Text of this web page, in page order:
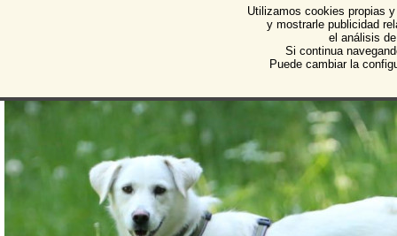
Protectora de Animales
Asociación Protectora de Animales y Plantas de
Utilizamos cookies propias
y mostrarle publicidad
el análisis
Si continua
Puede cambiar la